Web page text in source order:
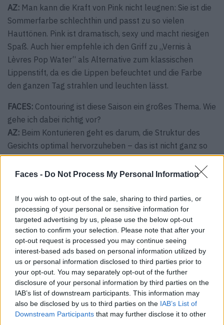
Faces - Do Not Process My Personal Information
If you wish to opt-out of the sale, sharing to third parties, or
processing of your personal or sensitive information for
targeted advertising by us, please use the below opt-out
section to confirm your selection. Please note that after your
opt-out request is processed you may continue seeing
interest-based ads based on personal information utilized by
us or personal information disclosed to third parties prior to
your opt-out. You may separately opt-out of the further
disclosure of your personal information by third parties on the
IAB’s list of downstream participants. This information may
also be disclosed by us to third parties on the IAB’s List of
Downstream Participants that may further disclose it to other
AZ: Man kann die Kraft von Pink nicht leugnen: Sie ist die
Sommerfarbe schlechthin und passt zu so vielen
Hauttönen. Pink ist dramatisch, sexy und macht riesigen
Spaß. Auch hier empfehle ich den Griff zu „Vernis à
Lèvres Pop Water“ als Alter­native zum klassischen
Lippenstift, da es die Lippen befeuchtet und die Farbe
den ganzen Tag strahlen und leuchten lässt.
FACES: Contouring ist diese Saison ein großes Thema. Wie
gehe ich dabei richtig vor?
AZ: Beim Konturieren geht es darum, die Struktur des
Gesichts optimal hervorzuheben – das ist nicht ganz so
einfach, aber mit den richtigen Tipps auch für Laien
machbar. Als erstes tragen Sie Ihre Foundation auf,
normalerweise aufs Gesicht fällt – am besten arbeiten
Sie beim Einarbeiten und Verblenden mit den Fingern.
Beginnen Sie beim Nasenrücken, der Stirn und unter dem
höchsten Punkt Ihrer Braue. Machen Sie einen Kussmund
und tragen Sie mit einem Rougepinsel Bronzepuder in die
so entstandene Kuhle auf. Pinseln Sie diagonal in
Richtung Ohr, und verblenden Sie alles. Zum Schluss
tragen Sie etwas Rouge auf die Apfelbäckchen auf, um
den Look zu vervollständigen.